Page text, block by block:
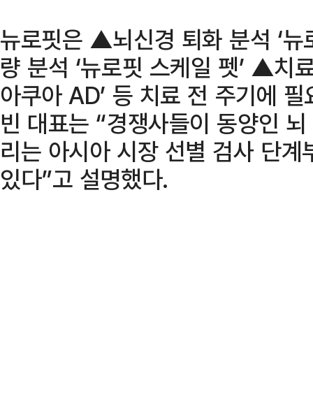
뉴로핏은 ▲뇌신경 퇴화 분석 ‘
량 분석 ‘뉴로핏 스케일 펫’ ▲치
아쿠아 AD’ 등 치료 전 주기에
빈 대표는 “경쟁사들이 동양인
리는 아시아 시장 선별 검사 단
있다”고 설명했다.